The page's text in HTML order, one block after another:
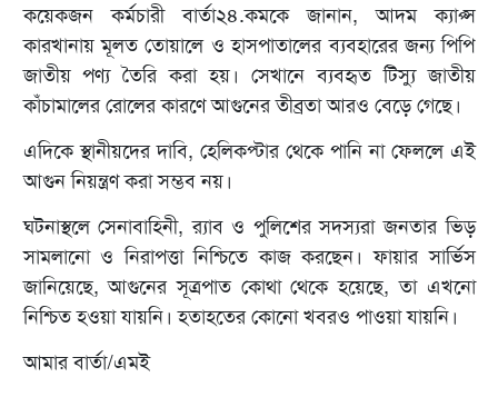
কয়েকজন কর্মচারী বার্তা২৪.কমকে জানান, আদম ক্যাপ্স
কারখানায় মূলত তোয়ালে ও হাসপাতালের ব্যবহারের জন্য পিপি
জাতীয় পণ্য তৈরি করা হয়। সেখানে ব্যবহৃত টিস্যু জাতীয়
কাঁচামালের রোলের কারণে আগুনের তীব্রতা আরও বেড়ে গেছে।
এদিকে স্থানীয়দের দাবি, হেলিকপ্টার থেকে পানি না ফেললে এই
আগুন নিয়ন্ত্রণ করা সম্ভব নয়।
ঘটনাস্থলে সেনাবাহিনী, র‌্যাব ও পুলিশের সদস্যরা জনতার ভিড়
সামলানো ও নিরাপত্তা নিশ্চিতে কাজ করছেন। ফায়ার সার্ভিস
জানিয়েছে, আগুনের সূত্রপাত কোথা থেকে হয়েছে, তা এখনো
নিশ্চিত হওয়া যায়নি। হতাহতের কোনো খবরও পাওয়া যায়নি।
আমার বার্তা/এমই